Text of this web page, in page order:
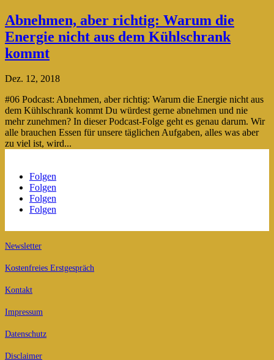
Abnehmen, aber richtig: Warum die
Energie nicht aus dem Kühlschrank
kommt
Dez. 12, 2018
#06 Podcast: Abnehmen, aber richtig: Warum die Energie nicht aus
dem Kühlschrank kommt Du würdest gerne abnehmen und nie
mehr zunehmen? In dieser Podcast-Folge geht es genau darum. Wir
alle brauchen Essen für unsere täglichen Aufgaben, alles was aber
zu viel ist, wird...
Folgen
Folgen
Folgen
Folgen
Newsletter
Kostenfreies Erstgespräch
Kontakt
Impressum
Datenschutz
Disclaimer